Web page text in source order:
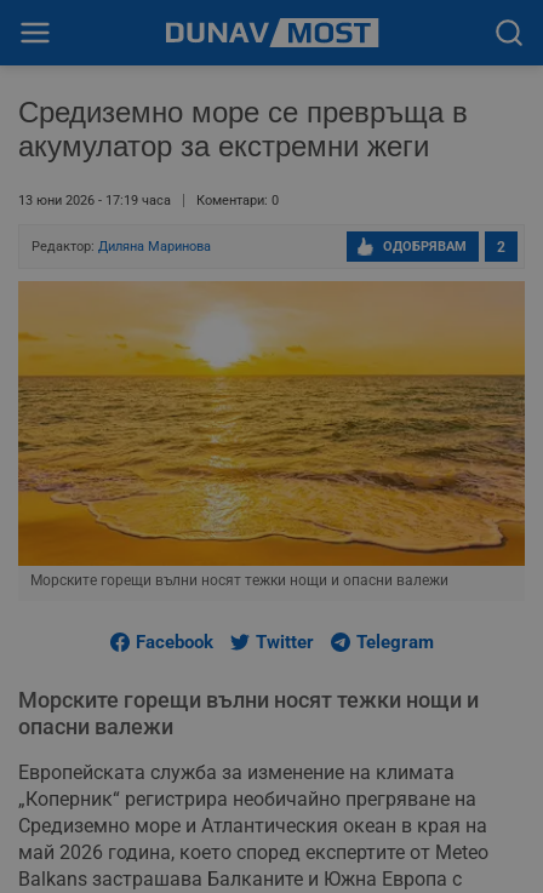
Средиземно море се превръща в
акумулатор за екстремни жеги
13 юни 2026 - 17:19 часа Коментари: 0
Редактор: Диляна Маринова 2
ОДОБРЯВАМ
Морските горещи вълни носят тежки нощи и опасни валежи
Facebook Twitter Telegram
Морските горещи вълни носят тежки нощи и
опасни валежи
Европейската служба за изменение на климата
„Коперник“ регистрира необичайно прегряване на
Средиземно море и Атлантическия океан в края на
май 2026 година, което според експертите от Meteo
Balkans застрашава Балканите и Южна Европа с